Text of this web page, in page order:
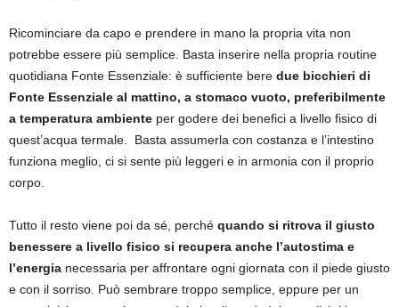
Ricominciare da capo e prendere in mano la propria vita non
potrebbe essere più semplice. Basta inserire nella propria routine
quotidiana Fonte Essenziale: è sufficiente bere due bicchieri di
Fonte Essenziale al mattino, a stomaco vuoto, preferibilmente
a temperatura ambiente per godere dei benefici a livello fisico di
quest’acqua termale. Basta assumerla con costanza e l’intestino
funziona meglio, ci si sente più leggeri e in armonia con il proprio
corpo.
Tutto il resto viene poi da sé, perché quando si ritrova il giusto
benessere a livello fisico si recupera anche l’autostima e
l’energia necessaria per affrontare ogni giornata con il piede giusto
e con il sorriso. Può sembrare troppo semplice, eppure per un